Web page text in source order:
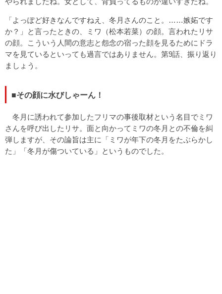
「よっぽど好きなんですねえ、冬月さんのこと。……嫉妬です
か？」と言ったときの、ミワ（松本若菜）の顔。言われたリサ
の顔。こういう人間の意志と怨念の宿った顔を見るためにドラ
マを見ているといっても過言ではありません。第9話、振り返り
ましょう。
■その顔に水びしゃーん！
冬月に誘われて参加したフリマの事後取材という名目でミワ
さんを呼び出したリサ。面と向かってミワの冬月との不倫を糾
弾しますが、その論旨は主に「ミワが年下の冬月をたぶらかし
た」「冬月が傷ついている」というものでした。